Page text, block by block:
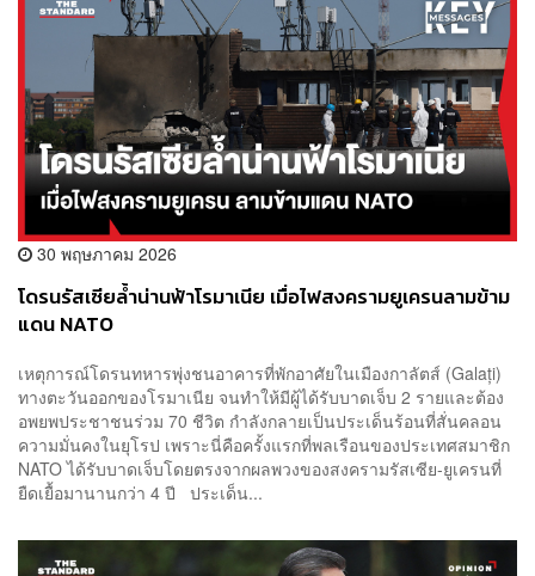
30 พฤษภาคม 2026
โดรนรัสเซียล้ำน่านฟ้าโรมาเนีย เมื่อไฟสงครามยูเครนลามข้าม
แดน NATO
เหตุการณ์โดรนทหารพุ่งชนอาคารที่พักอาศัยในเมืองกาลัตส์ (Galați)
ทางตะวันออกของโรมาเนีย จนทำให้มีผู้ได้รับบาดเจ็บ 2 รายและต้อง
อพยพประชาชนร่วม 70 ชีวิต กำลังกลายเป็นประเด็นร้อนที่สั่นคลอน
ความมั่นคงในยุโรป เพราะนี่คือครั้งแรกที่พลเรือนของประเทศสมาชิก
NATO ได้รับบาดเจ็บโดยตรงจากผลพวงของสงครามรัสเซีย-ยูเครนที่
ยืดเยื้อมานานกว่า 4 ปี ประเด็น...